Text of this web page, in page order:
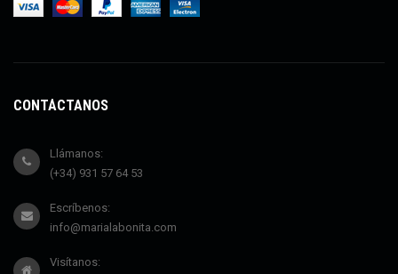
CONTÁCTANOS
Llámanos:
(+34) 931 57 64 53
Escríbenos:
info@marialabonita.com
Visítanos: